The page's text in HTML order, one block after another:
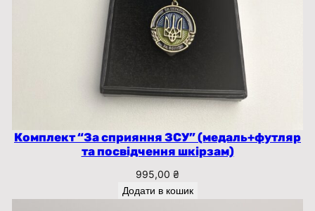
Комплект “За сприяння ЗСУ” (медаль+футляр
та посвідчення шкірзам)
995,00 ₴
Додати в кошик